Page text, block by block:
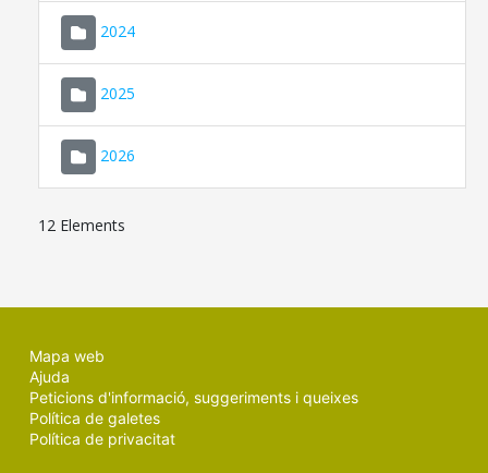
2024
2025
2026
12 Elements
Mapa web
Ajuda
Peticions d'informació, suggeriments i queixes
Política de galetes
Política de privacitat